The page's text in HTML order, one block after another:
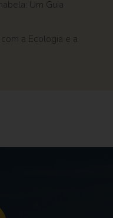
Um Guia
a Ecologia e a